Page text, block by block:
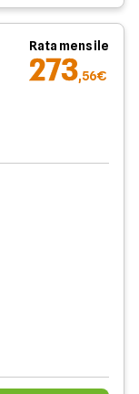
Rata mensile
273,56€